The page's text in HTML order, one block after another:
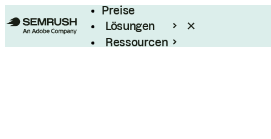
Preise
Lösungen
Ressourcen